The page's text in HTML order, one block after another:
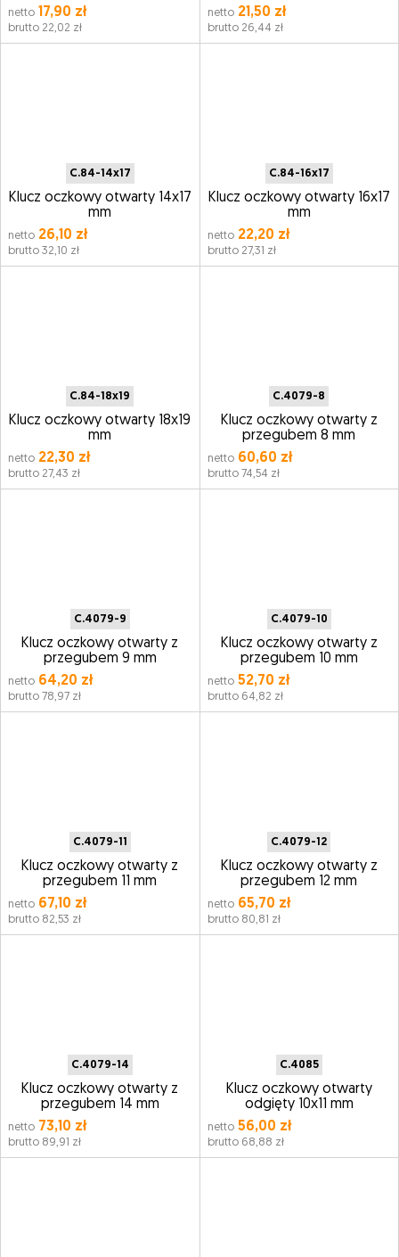
netto 17,90 zł
brutto 22,02 zł
netto21,50 zł
brutto 26,44 zł
C.84-14x17
Klucz oczkowy otwarty 14x17
mm
netto 26,10 zł
brutto 32,10 zł
C.84-16x17
Klucz oczkowy otwarty 16x17
mm
netto22,20 zł
brutto 27,31 zł
C.84-18x19
Klucz oczkowy otwarty 18x19
mm
netto 22,30 zł
brutto 27,43 zł
C.4079-8
Klucz oczkowy otwarty z
przegubem 8 mm
netto60,60 zł
brutto 74,54 zł
C.4079-9
Klucz oczkowy otwarty z
przegubem 9 mm
netto 64,20 zł
brutto 78,97 zł
C.4079-10
Klucz oczkowy otwarty z
przegubem 10 mm
netto52,70 zł
brutto 64,82 zł
C.4079-11
Klucz oczkowy otwarty z
przegubem 11 mm
netto 67,10 zł
brutto 82,53 zł
C.4079-12
Klucz oczkowy otwarty z
przegubem 12 mm
netto65,70 zł
brutto 80,81 zł
C.4079-14
Klucz oczkowy otwarty z
przegubem 14 mm
netto 73,10 zł
brutto 89,91 zł
C.4085
Klucz oczkowy otwarty
odgięty 10x11 mm
netto56,00 zł
brutto 68,88 zł